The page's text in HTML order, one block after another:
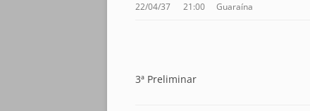
22/04/37 21:00 Guaraína
3ª Preliminar